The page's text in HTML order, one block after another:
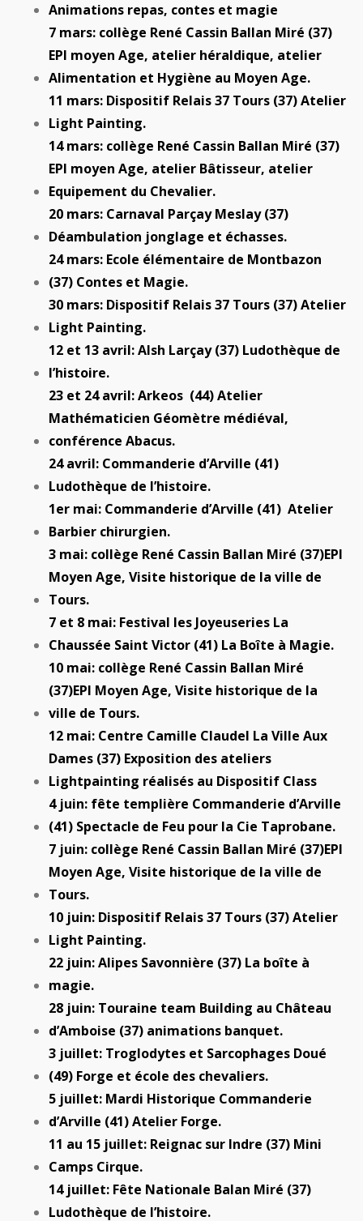
Animations repas, contes et magie
7 mars: collège René Cassin Ballan Miré (37)
EPI moyen Age, atelier héraldique, atelier
Alimentation et Hygiène au Moyen Age.
11 mars: Dispositif Relais 37 Tours (37) Atelier
Light Painting.
14 mars: collège René Cassin Ballan Miré (37)
EPI moyen Age, atelier Bâtisseur, atelier
Equipement du Chevalier.
20 mars: Carnaval Parçay Meslay (37)
Déambulation jonglage et échasses.
24 mars: Ecole élémentaire de Montbazon
(37) Contes et Magie.
30 mars: Dispositif Relais 37 Tours (37) Atelier
Light Painting.
12 et 13 avril: Alsh Larçay (37) Ludothèque de
l’histoire.
23 et 24 avril: Arkeos (44) Atelier
Mathématicien Géomètre médiéval,
conférence Abacus.
24 avril: Commanderie d’Arville (41)
Ludothèque de l’histoire.
1er mai: Commanderie d’Arville (41) Atelier
Barbier chirurgien.
3 mai: collège René Cassin Ballan Miré (37)EPI
Moyen Age, Visite historique de la ville de
Tours.
7 et 8 mai: Festival les Joyeuseries La
Chaussée Saint Victor (41) La Boîte à Magie.
10 mai: collège René Cassin Ballan Miré
(37)EPI Moyen Age, Visite historique de la
ville de Tours.
12 mai: Centre Camille Claudel La Ville Aux
Dames (37) Exposition des ateliers
Lightpainting réalisés au Dispositif Class
4 juin: fête templière Commanderie d’Arville
(41) Spectacle de Feu pour la Cie Taprobane.
7 juin: collège René Cassin Ballan Miré (37)EPI
Moyen Age, Visite historique de la ville de
Tours.
10 juin: Dispositif Relais 37 Tours (37) Atelier
Light Painting.
22 juin: Alipes Savonnière (37) La boîte à
magie.
28 juin: Touraine team Building au Château
d’Amboise (37) animations banquet.
3 juillet: Troglodytes et Sarcophages Doué
(49) Forge et école des chevaliers.
5 juillet: Mardi Historique Commanderie
d’Arville (41) Atelier Forge.
11 au 15 juillet: Reignac sur Indre (37) Mini
Camps Cirque.
14 juillet: Fête Nationale Balan Miré (37)
Ludothèque de l’histoire.